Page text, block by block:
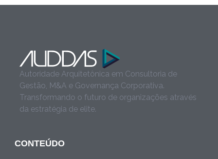
Autoridade Arquitetônica em Consultoria de
Gestão, M&A e Governança Corporativa.
Transformando o futuro de organizações através
da estratégia de elite.
CONTEÚDO